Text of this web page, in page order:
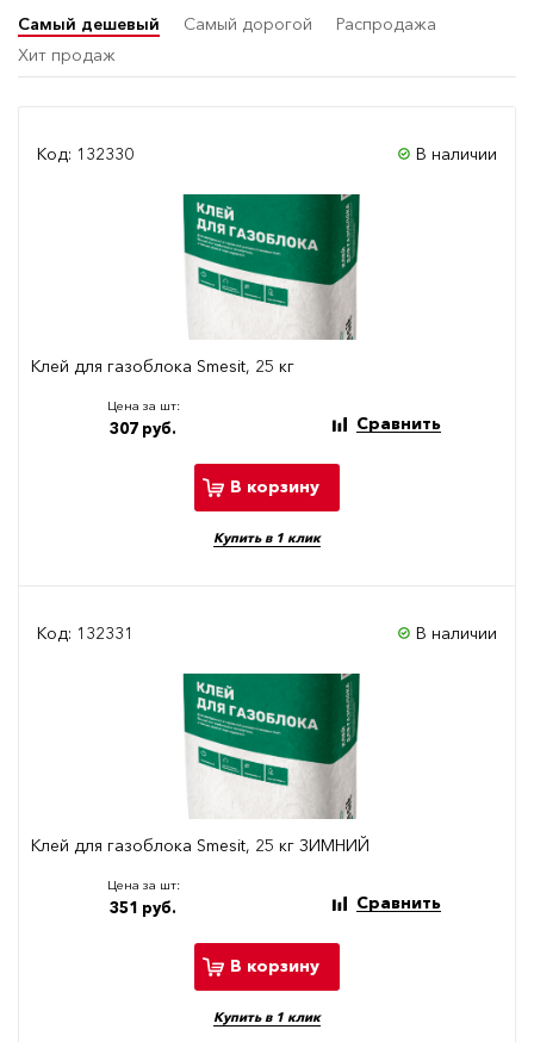
Самый дешевый Самый дорогой
Распродажа
Хит продаж
Код: 132330 В наличии
Клей для газоблока Smesit, 25 кг
Цена за шт:
307 руб. Сравнить
В корзину
Купить в 1 клик
Код: 132331 В наличии
Клей для газоблока Smesit, 25 кг ЗИМНИЙ
Цена за шт:
351 руб. Сравнить
В корзину
Купить в 1 клик